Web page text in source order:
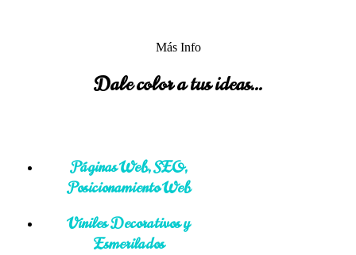
Más Info
Dale color a tus ideas...
Páginas Web, SEO,
Posicionamiento Web
Viniles Decorativos y
Esmerilados